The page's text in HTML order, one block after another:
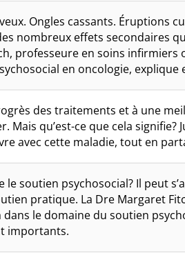
Ongles cassants. Éruptions
nombreux effets secondaires
professeure en soins
en oncologie, explique
des traitements et à une
Mais qu’est-ce que cela
avec cette maladie, tout en
le soutien psychosocial? Il peut
pratique. La Dre Margaret
le domaine du soutien
importants.